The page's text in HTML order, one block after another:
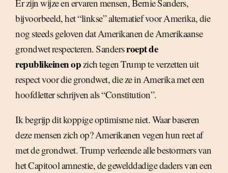
Er zijn wijze en ervaren mensen, Bernie Sanders,
bijvoorbeeld, het “linkse” alternatief voor Amerika, die
nog steeds geloven dat Amerikanen de Amerikaanse
grondwet respecteren. Sandersroept de
republikeinen op zich tegen Trump te verzetten uit
respect voor die grondwet, die ze in Amerika met een
hoofdletter schrijven als “Constitution”.
Ik begrijp dit koppige optimisme niet. Waar baseren
deze mensen zich op? Amerikanen vegen hun reet af
met de grondwet. Trump verleende alle bestormers van
het Capitool amnestie, de gewelddadige daders van een